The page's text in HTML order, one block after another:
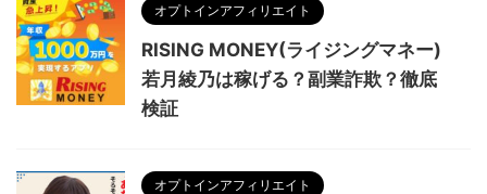
オプトインアフィリエイト
RISING MONEY(ライジングマネー)
若月綾乃は稼げる？副業詐欺？徹底
検証
オプトインアフィリエイト